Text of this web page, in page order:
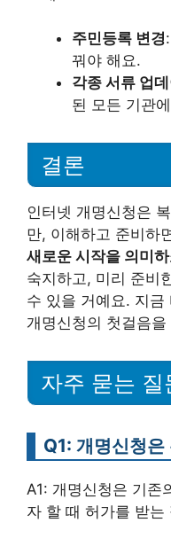
주민등록 변경
꿔야 해요.
각종 서류 업
된 모든 기관
결론
인터넷 개명신청은
만, 이해하고 준비하
새로운 시작을 의미
숙지하고, 미리 준비
수 있을 거예요. 지금
개명신청의 첫걸음
자주 묻는 질
Q1: 개명신청
A1: 개명신청은 기존
자 할 때 허가를 받는